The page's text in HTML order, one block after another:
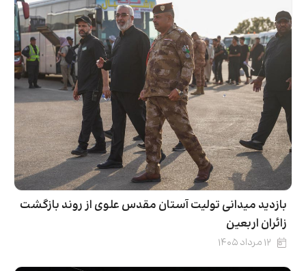
بازدید میدانی تولیت آستان مقدس علوی از روند بازگشت
زائران اربعین
۱۲ مرداد ۱۴۰۵